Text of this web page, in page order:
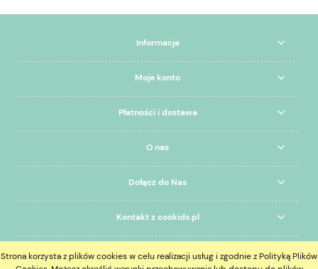
Strona korzysta z plików cookies w celu realizacji usług i zgodnie z Polityką Plików
Informacje
Moje konto
Płatności i dostawa
O nas
Dołącz do Nas
Kontakt z cookids.pl